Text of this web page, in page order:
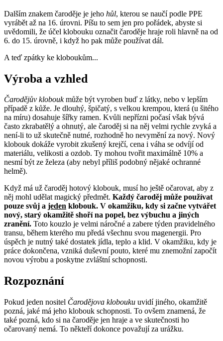
Dalším znakem čaroděje je jeho hůl, kterou se naučí podle PPE
vyrábět až na 16. úrovni. Píšu to sem jen pro pořádek, abyste si
uvědomili, že účel klobouku označit čaroděje hraje roli hlavně na od
6. do 15. úrovně, i když ho pak může používat dál.
A teď zpátky ke kloboukům...
Výroba a vzhled
Čarodějův kloboukmůže být vyroben buď z látky, nebo v lepším
případě z kůže. Je dlouhý, špičatý, s velkou krempou, která (u šitého
na míru) dosahuje šířky ramen. Kvůli nepřízni počasí však bývá
často zkrabatělý a ohnutý, ale čaroděj si na něj velmi rychle zvyká a
není-li to už skutečně nutné, rozhodně ho nevymění za nový. Nový
klobouk dokáže vyrobit zkušený krejčí, cena i váha se odvíjí od
materiálu, velikosti a ozdob. Ty mohou tvořit maximálně 10% a
nesmí být ze železa (aby nebyl příliš podobný nějaké ochranné
helmě).
Když má už čaroděj hotový klobouk, musí ho ještě očarovat, aby z
něj mohl udělat magický předmět. Každý čaroděj může používat
pouze svůj a jeden klobouk. V okamžiku, kdy si začne vytvářet
nový, starý okamžitě shoří na popel, bez výbuchu a jiných
zranění. Toto kouzlo je velmi náročné a zabere týden pravidelného
transu, během kterého mu předá všechnu svou magenergii. Pro
úspěch je nutný také dostatek jídla, teplo a klid. V okamžiku, kdy je
práce dokončena, vzniká duševní pouto, které mu znemožní započít
novou výrobu a poskytne zvláštní schopnosti.
Rozpoznání
Pokud jeden nositel Čarodějova klobouku uvidí jiného, okamžitě
pozná, jaké má jeho klobouk schopnosti. To ovšem znamená, že
také pozná, kdo si na čaroděje jen hraje a ve skutečnosti ho
očarovaný nemá. To někteří dokonce považují za urážku.